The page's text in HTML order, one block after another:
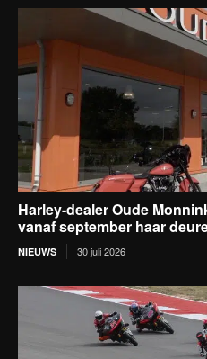
Harley-dealer Oude
vanaf september haar
NIEUWS 30 juli 2026